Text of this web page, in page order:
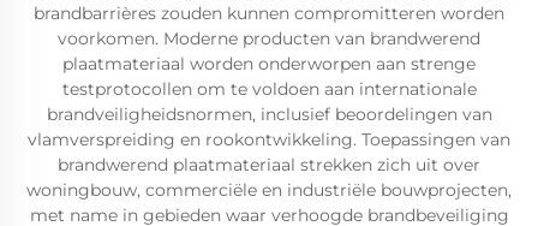
brandbarrières zouden kunnen compromitteren worden
voorkomen. Moderne producten van brandwerend
plaatmateriaal worden onderworpen aan strenge
testprotocollen om te voldoen aan internationale
brandveiligheidsnormen, inclusief beoordelingen van
vlamverspreiding en rookontwikkeling. Toepassingen van
brandwerend plaatmateriaal strekken zich uit over
woningbouw, commerciële en industriële bouwprojecten,
met name in gebieden waar verhoogde brandbeveiliging